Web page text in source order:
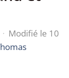
· Modifié le 10